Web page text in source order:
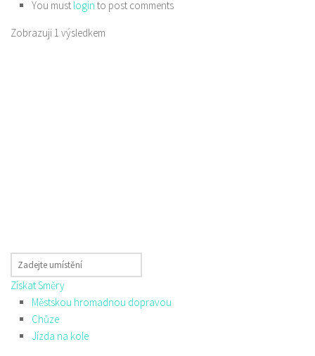
You must login to post comments
Zobrazuji 1 výsledkem
Získat Směry
Městskou hromadnou dopravou
Chůze
Jízda na kole